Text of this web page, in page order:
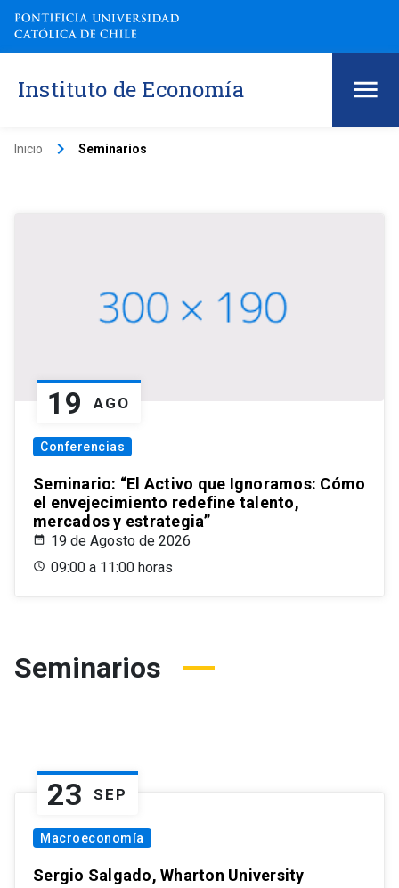
Instituto de Economía
Inicio keyboard_arrow_right Seminarios
19 AGO
Conferencias
Seminario: “El Activo que Ignoramos: Cómo
el envejecimiento redefine talento,
mercados y estrategia”
19 de Agosto de 2026
09:00 a 11:00 horas
Seminarios
23 SEP
Macroeconomía
Sergio Salgado, Wharton University